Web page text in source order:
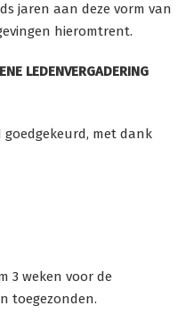
jaren aan deze vorm van
hieromtrent.
LEDENVERGADERING
goedgekeurd, met dank
3 weken voor de
toegezonden.